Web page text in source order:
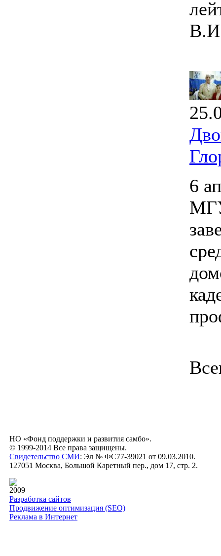
6
НО «Фонд поддержки и развития самбо».
© 1999-2014 Все права защищены.
Свидетельство СМИ: Эл № ФС77-39021 от 09.03.2010.
127051 Москва, Большой Каретный пер., дом 17, стр. 2.
2009
Разработка сайтов
Продвижение оптимизация (SEO)
Реклама в Интернет